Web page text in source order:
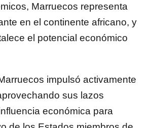
Marruecos representa
en el continente africano, y
el potencial económico
impulsó activamente
sus lazos
económica para